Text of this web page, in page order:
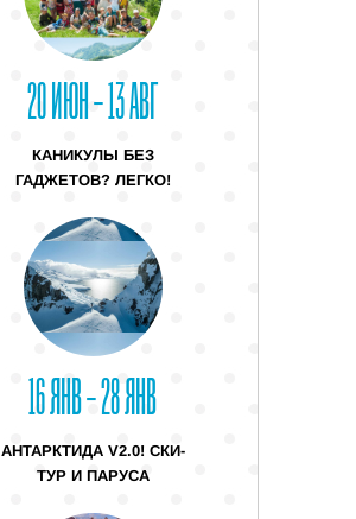
20 ИЮН – 13 АВГ
КАНИКУЛЫ БЕЗ
ГАДЖЕТОВ? ЛЕГКО!
16 ЯНВ – 28 ЯНВ
АНТАРКТИДА V2.0! СКИ-
ТУР И ПАРУСА